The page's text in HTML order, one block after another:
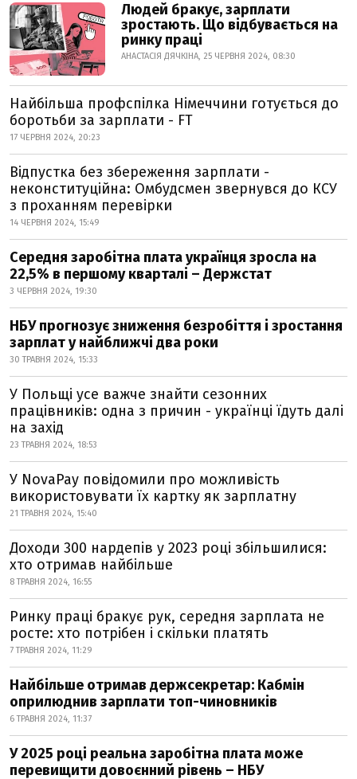
Людей бракує, зарплати
зростають. Що відбувається на
ринку праці
АНАСТАСІЯ ДЯЧКІНА, 25 ЧЕРВНЯ 2024, 08:30
Найбільша профспілка Німеччини готується до
боротьби за зарплати - FT
17 ЧЕРВНЯ 2024, 20:23
Відпустка без збереження зарплати -
неконституційна: Омбудсмен звернувся до КСУ
з проханням перевірки
14 ЧЕРВНЯ 2024, 15:49
Середня заробітна плата українця зросла на
22,5% в першому кварталі – Держстат
3 ЧЕРВНЯ 2024, 19:30
НБУ прогнозує зниження безробіття і зростання
зарплат у найближчі два роки
30 ТРАВНЯ 2024, 15:33
У Польщі усе важче знайти сезонних
працівників: одна з причин - українці їдуть далі
на захід
23 ТРАВНЯ 2024, 18:53
У NovaPay повідомили про можливість
використовувати їх картку як зарплатну
21 ТРАВНЯ 2024, 15:40
Доходи 300 нардепів у 2023 році збільшилися:
хто отримав найбільше
8 ТРАВНЯ 2024, 16:55
Ринку праці бракує рук, середня зарплата не
росте: хто потрібен і скільки платять
7 ТРАВНЯ 2024, 11:29
Найбільше отримав держсекретар: Кабмін
оприлюднив зарплати топ-чиновників
6 ТРАВНЯ 2024, 11:37
У 2025 році реальна заробітна плата може
перевищити довоєнний рівень – НБУ